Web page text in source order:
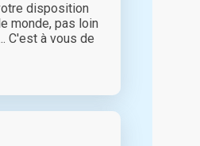
disposition
monde, pas loin
C'est à vous de